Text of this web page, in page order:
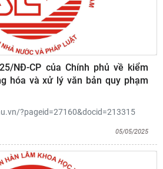
NĐ-CP của Chính phủ về kiểm
hóa và xử lý văn bản quy phạm
?pageid=27160&docid=213315
05/05/2025